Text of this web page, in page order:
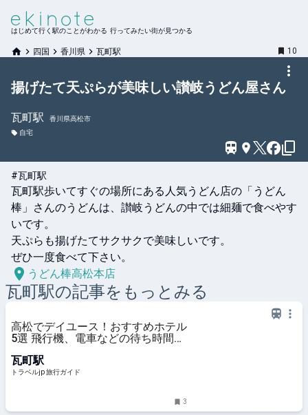
はじめて行く駅のことがわかる 行ってみたい街が見つかる
四国 香川県 瓦町駅 10
揚げたて天ぷらが美味しい讃岐うどん屋さん
瓦町駅
香川県高松市
自宅
#瓦町駅
瓦町駅歩いてすぐの場所にある人気うどん店の「うどん
棒」さんのうどんは、讃岐うどんの中では細麺で食べやす
いです。
天ぷらも揚げたてサクサクで美味しいです。
ぜひ一度食べて下さい。
うどん棒高松本店
瓦町駅の記事をもっとみる
高松でデイユース！おすすめホテル
5選 飛行機、電車などの待ち時間に
瓦町駅
トラベルjp 旅行ガイド
3